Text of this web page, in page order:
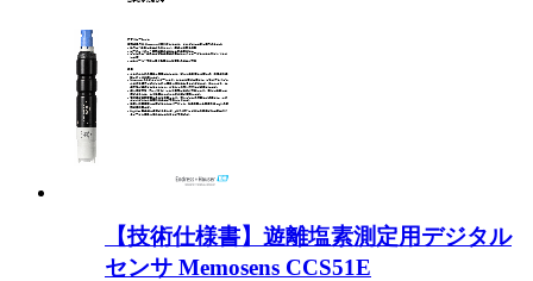
【技術仕様書】遊離塩素測定用デジタル
センサ Memosens CCS51E